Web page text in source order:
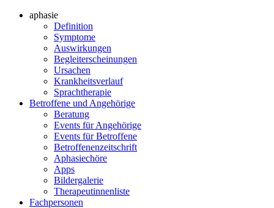
aphasie
Definition
Symptome
Auswirkungen
Begleiterscheinungen
Ursachen
Krankheitsverlauf
Sprachtherapie
Betroffene und Angehörige
Beratung
Events für Angehörige
Events für Betroffene
Betroffenenzeitschrift
Aphasiechöre
Apps
Bildergalerie
Therapeutinnenliste
Fachpersonen